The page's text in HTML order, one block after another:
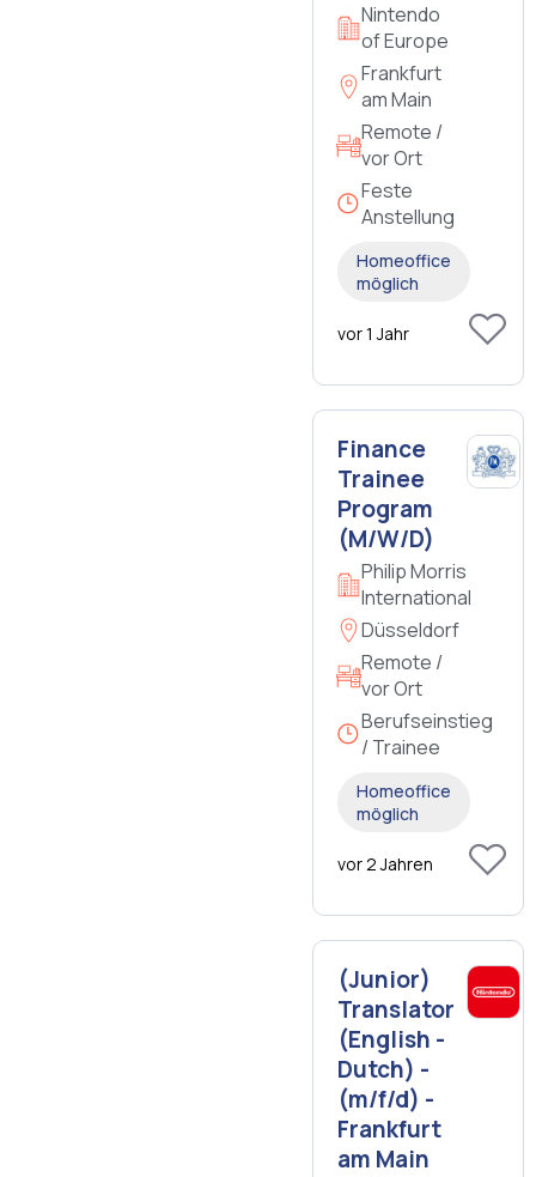
Nintendo
of Europe
Frankfurt
am Main
Remote /
vor Ort
Feste
Anstellung
Homeoffice
möglich
vor 1 Jahr
Finance
Trainee
Program
(M/W/D)
Philip Morris
International
Düsseldorf
Remote /
vor Ort
Berufseinstieg
/ Trainee
Homeoffice
möglich
vor 2 Jahren
(Junior)
Translator
(English -
Dutch) -
(m/f/d) -
Frankfurt
am Main